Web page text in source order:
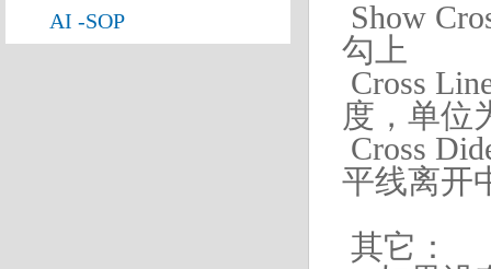
AI -SOP
Show
勾上
Cross
度，单位
Cross
平线离开
其它：